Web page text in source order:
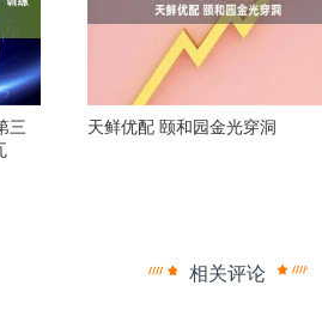
三
天鲜优配 颐和园金光穿洞
相关评论